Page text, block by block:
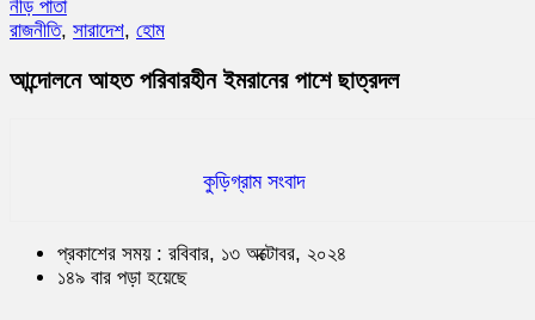
নীড় পাতা
রাজনীতি, সারাদেশ, হোম
আন্দোলনে আহত পরিবারহীন ইমরানের পাশে ছাত্রদল
কুড়িগ্রাম সংবাদ
প্রকাশের সময় : রবিবার, ১৩ অক্টোবর, ২০২৪
১৪৯ বার পড়া হয়েছে